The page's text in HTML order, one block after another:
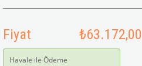
Fiyat ₺63.172,00
Havale ile Ödeme